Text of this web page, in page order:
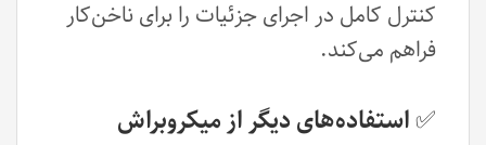
کنترل کامل در اجرای جزئیات را برای ناخن‌کار
فراهم می‌کند.
✅ استفاده‌های دیگر از میکروبراش